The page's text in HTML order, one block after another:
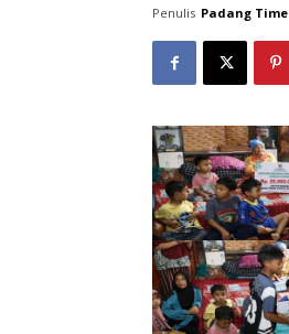
Penulis Padang Time